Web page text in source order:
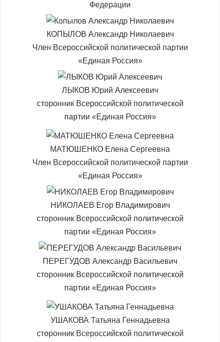
Федерации
КОПЫЛОВ Александр Николаевич
Член Всероссийской политической партии
«Единая Россия»
ЛЫКОВ Юрий Алексеевич
сторонник Всероссийской политической
партии «Единая Россия»
МАТЮШЕНКО Елена Сергеевна
Член Всероссийской политической партии
«Единая Россия»
НИКОЛАЕВ Егор Владимирович
сторонник Всероссийской политической
партии «Единая Россия»
ПЕРЕГУДОВ Александр Васильевич
сторонник Всероссийской политической
партии «Единая Россия»
УШАКОВА Татьяна Геннадьевна
сторонник Всероссийской политической